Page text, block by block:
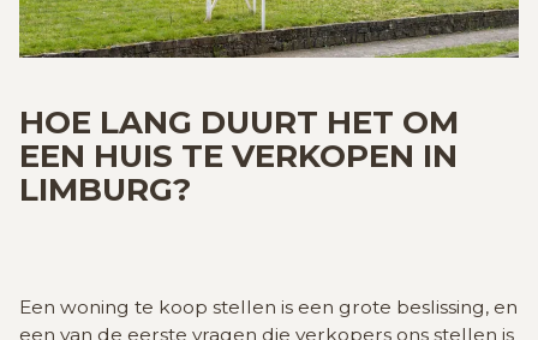
HUIZEN ALERT CONTACT
VASTGOEDCAFÉ
GRATIS SCHATTING
HOE LANG DUURT HET OM
EEN HUIS TE VERKOPEN IN
LIMBURG?
Een woning te koop stellen is een grote beslissing, en
een van de eerste vragen die verkopers ons stellen is